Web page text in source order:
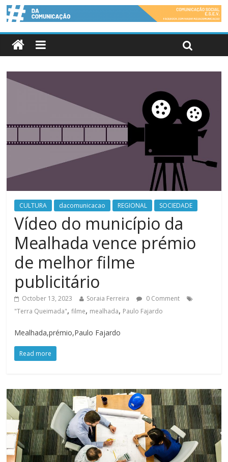
CULTURA dacomunicacao REGIONAL SOCIEDADE
Vídeo do município da
Mealhada vence prémio
de melhor filme
publicitário
October 13, 2023 Soraia Ferreira
0 Comment
"Terra Queimada",filme, mealhada, Paulo Fajardo
Mealhada,prémio,Paulo Fajardo
Read more